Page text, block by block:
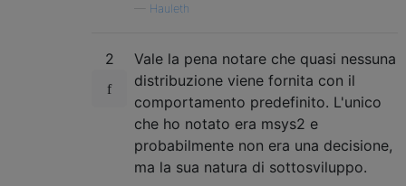
Hauleth
2
Vale la pena notare che quasi nessuna
distribuzione viene fornita con il
comportamento predefinito. L'unico
che ho notato era msys2 e
probabilmente non era una decisione,
ma la sua natura di sottosviluppo.